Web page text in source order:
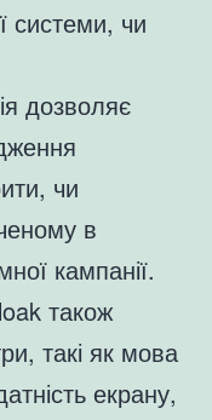
системи, чи
дозволяє
чи
в
кампанії.
також
такі як мова
екрану,